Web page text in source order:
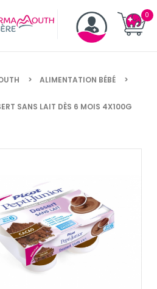
ALIMENTATION BÉBÉ
SANS LAIT DÈS 6 MOIS 4X100G